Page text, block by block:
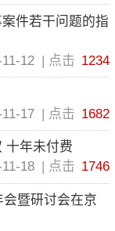
件若干问题的指
12
点击 1234
17
点击 1682
十年未付费
18
点击 1746
暨研讨会在京